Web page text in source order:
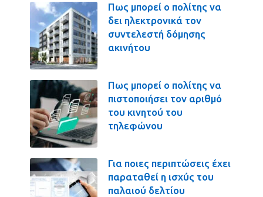
Πως μπορεί ο πολίτης να
δει ηλεκτρονικά τον
συντελεστή δόμησης
ακινήτου
Πως μπορεί ο πολίτης να
πιστοποιήσει τον αριθμό
του κινητού του
τηλεφώνου
Για ποιες περιπτώσεις έχει
παραταθεί η ισχύς του
παλαιού δελτίου